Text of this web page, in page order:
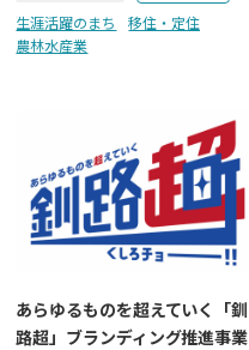
生涯活躍のまち
移住・定住
農林水産業
あらゆるものを超えていく「釧
路超」ブランディング推進事業